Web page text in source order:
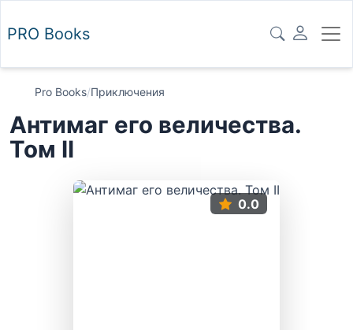
PRO Books
Pro Books/Приключения
Антимаг его величества.
Том II
0.0